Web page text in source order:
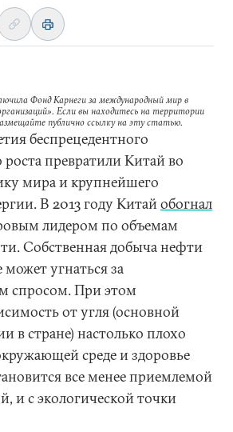
Фонд Карнеги за международный мир в
Если вы находитесь на территории
публично ссылку на эту статью.
беспрецедентного
превратили Китай во
мира и крупнейшего
В 2013 году Китайобогнал
лидером по объемам
Собственная добыча нефти
может угнаться за
спросом. При этом
от угля (основной
в стране) настолько плохо
среде и здоровье
все менее приемлемой
и с экологической точки